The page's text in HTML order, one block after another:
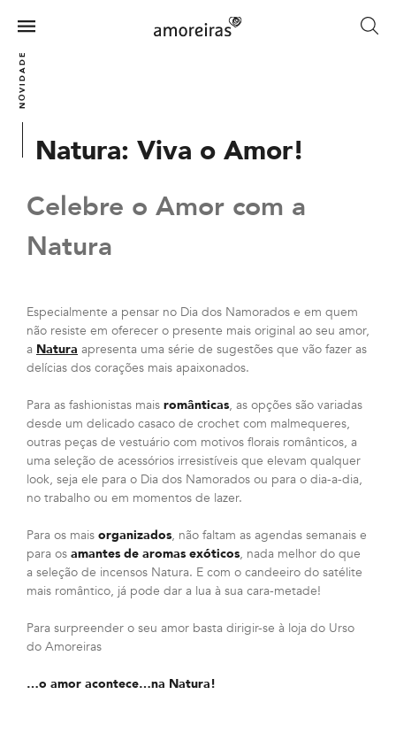
main
content
Menu
NOVIDADES
Natura: Viva o Amor!
Celebre o Amor com a
Natura
Especialmente a pensar no Dia dos Namorados e em quem
não resiste em oferecer o presente mais original ao seu amor,
a Natura apresenta uma série de sugestões que vão fazer as
delícias dos corações mais apaixonados.
Para as fashionistas mais românticas, as opções são variadas
desde um delicado casaco de crochet com malmequeres,
outras peças de vestuário com motivos florais românticos, a
uma seleção de acessórios irresistíveis que elevam qualquer
look, seja ele para o Dia dos Namorados ou para o dia-a-dia,
no trabalho ou em momentos de lazer.
Para os mais organizados, não faltam as agendas semanais e
para os amantes de aromas exóticos, nada melhor do que
a seleção de incensos Natura. E com o candeeiro do satélite
mais romântico, já pode dar a lua à sua cara-metade!
Para surpreender o seu amor basta dirigir-se à loja do Urso
do Amoreiras
…o amor acontece…na Natura!